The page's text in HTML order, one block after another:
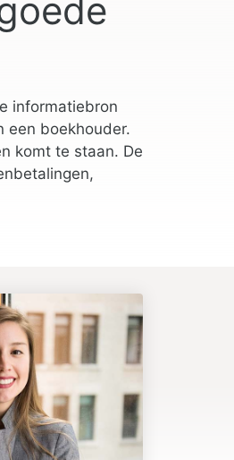
informatiebron
een boekhouder.
komt te staan. De